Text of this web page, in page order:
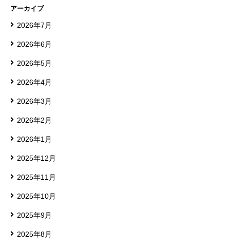
アーカイブ
2026年7月
2026年6月
2026年5月
2026年4月
2026年3月
2026年2月
2026年1月
2025年12月
2025年11月
2025年10月
2025年9月
2025年8月